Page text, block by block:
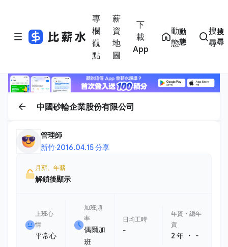
專
欄
觀
點
薪
資
地
圖
下
載
App
動
態
動
態
搜
尋
搜
尋
中國砂輪企業股份有限公司
管理師
新竹·2016.04.15 分享
月薪、年薪
解鎖後顯示
上班心
情
平常心
加班頻
率
偶爾加
班
日均工時
-
年資・總年
資
2 年 ・ -